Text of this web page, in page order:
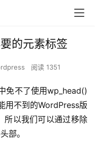
的元素标签
阅读 1351
免不了使用wp_head()
用不到的WordPress版
所以我们可以通过移除
部。